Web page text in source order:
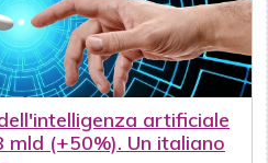
artificiale
(+50%). Un italiano